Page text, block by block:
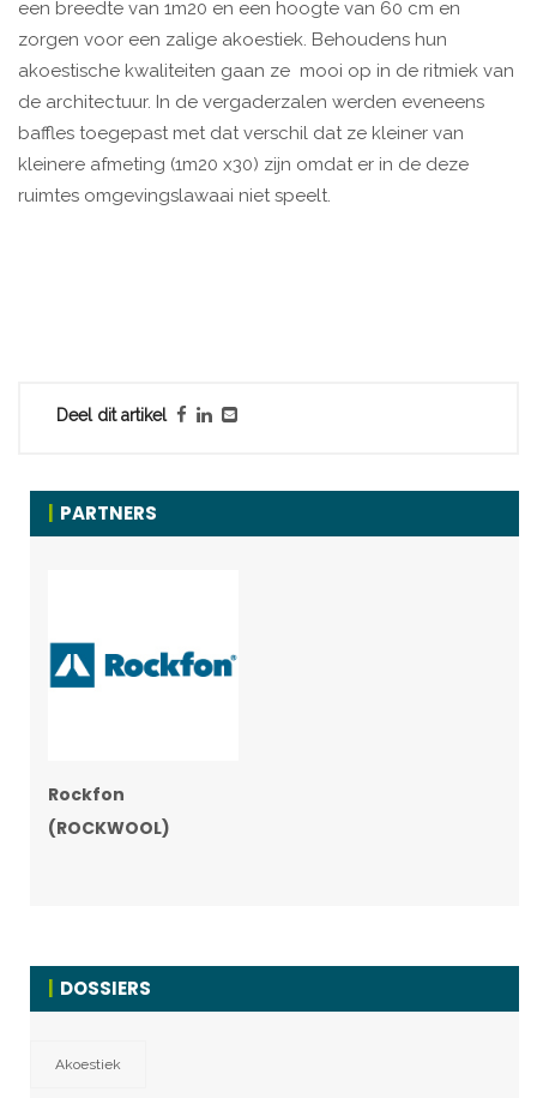
een breedte van 1m20 en een hoogte van 60 cm en
zorgen voor een zalige akoestiek. Behoudens hun
akoestische kwaliteiten gaan ze mooi op in de ritmiek van
de architectuur. In de vergaderzalen werden eveneens
baffles toegepast met dat verschil dat ze kleiner van
kleinere afmeting (1m20 x30) zijn omdat er in de deze
ruimtes omgevingslawaai niet speelt.
Deel dit artikel
PARTNERS
Rockfon
(ROCKWOOL)
DOSSIERS
Akoestiek